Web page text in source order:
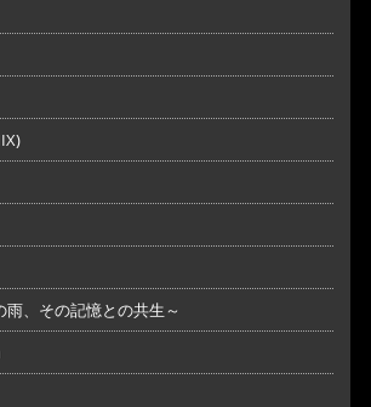
、その記憶との共生～